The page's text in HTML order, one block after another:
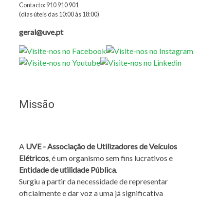
Contacto: 910 910 901
(dias úteis das 10:00 às 18:00)
geral@uve.pt
Missão
A UVE - Associação de Utilizadores de Veículos
Elétricos, é um organismo sem fins lucrativos e
Entidade de utilidade Pública.
Surgiu a partir da necessidade de representar
oficialmente e dar voz a uma já significativa